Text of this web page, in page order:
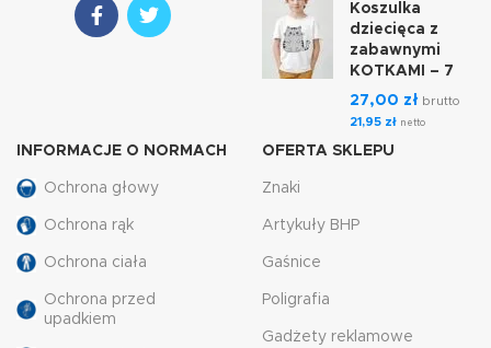
Koszulka
dziecięca z
zabawnymi
KOTKAMI – 7
27,00 zł brutto
21,95 zł netto
INFORMACJE O NORMACH
Ochrona głowy
Ochrona rąk
Ochrona ciała
Ochrona przed
upadkiem
OFERTA SKLEPU
Znaki
Artykuły BHP
Gaśnice
Poligrafia
Gadżety reklamowe